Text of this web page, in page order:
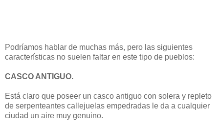
Podríamos hablar de muchas más, pero las siguientes
características no suelen faltar en este tipo de pueblos:
CASCO ANTIGUO.
Está claro que poseer un casco antiguo con solera y repleto
de serpenteantes callejuelas empedradas le da a cualquier
ciudad un aire muy genuino.